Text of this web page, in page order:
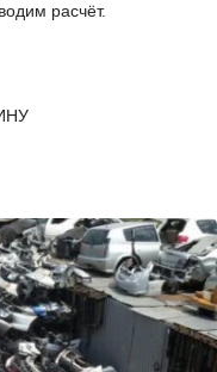
расчёт.